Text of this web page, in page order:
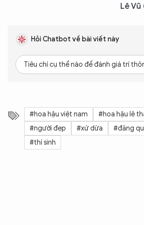
Lê
Hỏi Chatbot về bài viết này
Tiêu chí cụ thể nào để đánh giá trí
#hoa hậu việt nam
#hoa hậu lê
#người đẹp
#xứ dừa #đăng
#thí sinh